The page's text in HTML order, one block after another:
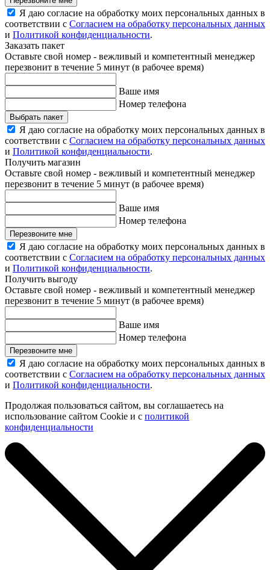
Я даю согласие на обработку моих персональных данных в
соответствии с Согласием на обработку персональных данных
и Политикой конфиденциальности.
Заказать пакет
Оставьте свой номер - вежливый и компетентный менеджер
перезвонит в течение 5 минут (в рабочее время)
Ваше имя
Номер телефона
Выбрать пакет
Я даю согласие на обработку моих персональных данных в
соответствии с Согласием на обработку персональных данных
и Политикой конфиденциальности.
Получить магазин
Оставьте свой номер - вежливый и компетентный менеджер
перезвонит в течение 5 минут (в рабочее время)
Ваше имя
Номер телефона
Перезвоните мне
Я даю согласие на обработку моих персональных данных в
соответствии с Согласием на обработку персональных данных
и Политикой конфиденциальности.
Получить выгоду
Оставьте свой номер - вежливый и компетентный менеджер
перезвонит в течение 5 минут (в рабочее время)
Ваше имя
Номер телефона
Перезвоните мне
Я даю согласие на обработку моих персональных данных в
соответствии с Согласием на обработку персональных данных
и Политикой конфиденциальности.
Продолжая пользоваться сайтом, вы соглашаетесь на
использование сайтом Cookie и с политикой
конфиденциальности